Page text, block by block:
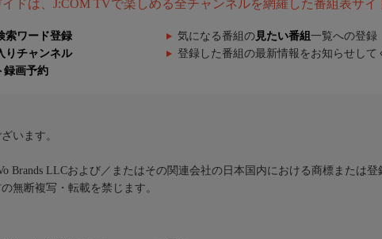
ドは、J:COM TVで楽しめる全チャンネルを網羅した番組表サイ
索ワード登録 気になる番組の 見たい番組 一覧への登録
りチャンネル 登録した番組の最新情報をお知らせして
録画予約
います。
Brands LLCおよび／またはその関連会社の日本国内における商標または登
無断複写・転載を禁じます。